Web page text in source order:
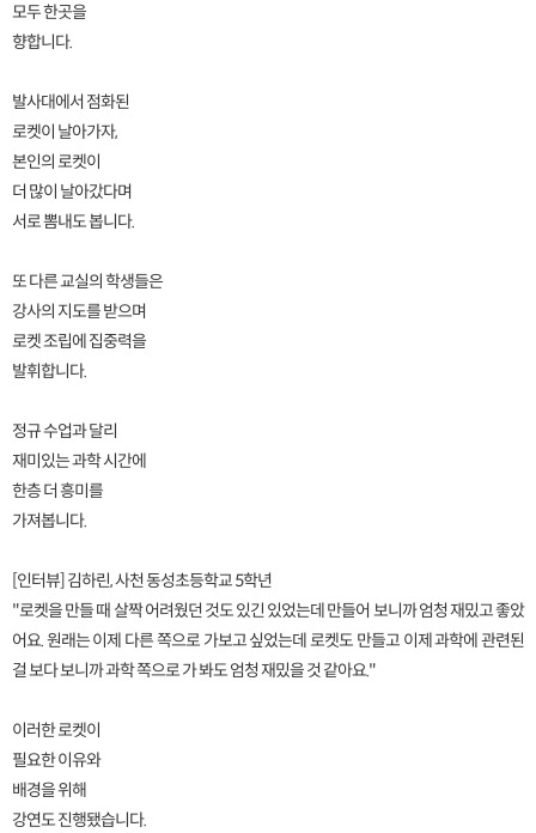
모두 한곳을
향합니다.
발사대에서 점화된
로켓이 날아가자,
본인의 로켓이
더 많이 날아갔다며
서로 뽐내도 봅니다.
또 다른 교실의 학생들은
강사의 지도를 받으며
로켓 조립에 집중력을
발휘합니다.
정규 수업과 달리
재미있는 과학 시간에
한층 더 흥미를
가져봅니다.
[인터뷰] 김하린, 사천 동성초등학교 5학년
"로켓을 만들 때 살짝 어려웠던 것도 있긴 있었는데 만들어 보니까 엄청 재밌고 좋았
어요. 원래는 이제 다른 쪽으로 가보고 싶었는데 로켓도 만들고 이제 과학에 관련된
걸 보다 보니까 과학 쪽으로 가 봐도 엄청 재밌을 것 같아요."
이러한 로켓이
필요한 이유와
배경을 위해
강연도 진행됐습니다.